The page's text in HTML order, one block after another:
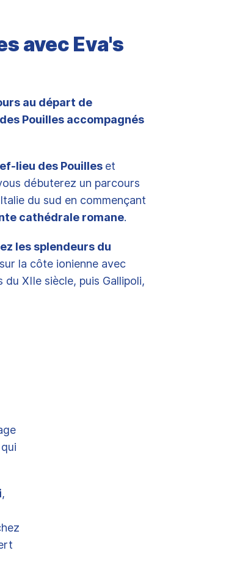
avec Eva's
au départ de
Pouilles accompagnés
lieu des Pouilles et
débuterez un parcours
du sud en commençant
cathédrale romane.
les splendeurs du
la côte ionienne avec
XIIe siècle, puis Gallipoli,
qui
,